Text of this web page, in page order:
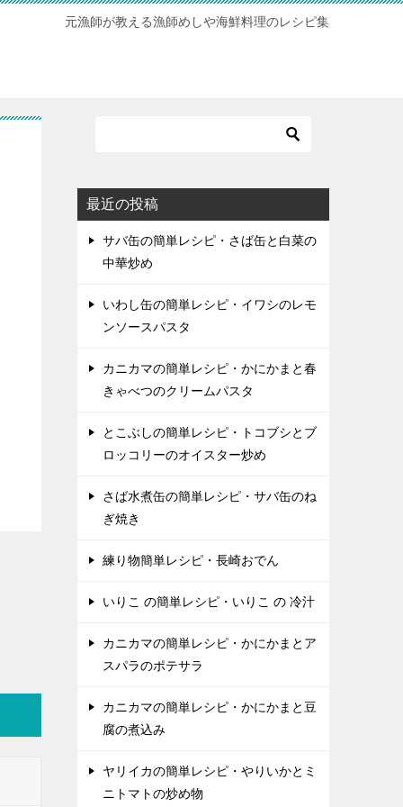
元漁師が教える漁師めしや海鮮料理のレシピ集
最近の投稿
サバ缶の簡単レシピ・さば缶と白菜の
中華炒め
いわし缶の簡単レシピ・イワシのレモ
ンソースパスタ
カニカマの簡単レシピ・かにかまと春
きゃべつのクリームパスタ
とこぶしの簡単レシピ・トコブシとブ
ロッコリーのオイスター炒め
さば水煮缶の簡単レシピ・サバ缶のね
ぎ焼き
練り物簡単レシピ・長崎おでん
いりこ の簡単レシピ・いりこ の 冷汁
カニカマの簡単レシピ・かにかまとア
スパラのポテサラ
カニカマの簡単レシピ・かにかまと豆
腐の煮込み
ヤリイカの簡単レシピ・やりいかとミ
ニトマトの炒め物